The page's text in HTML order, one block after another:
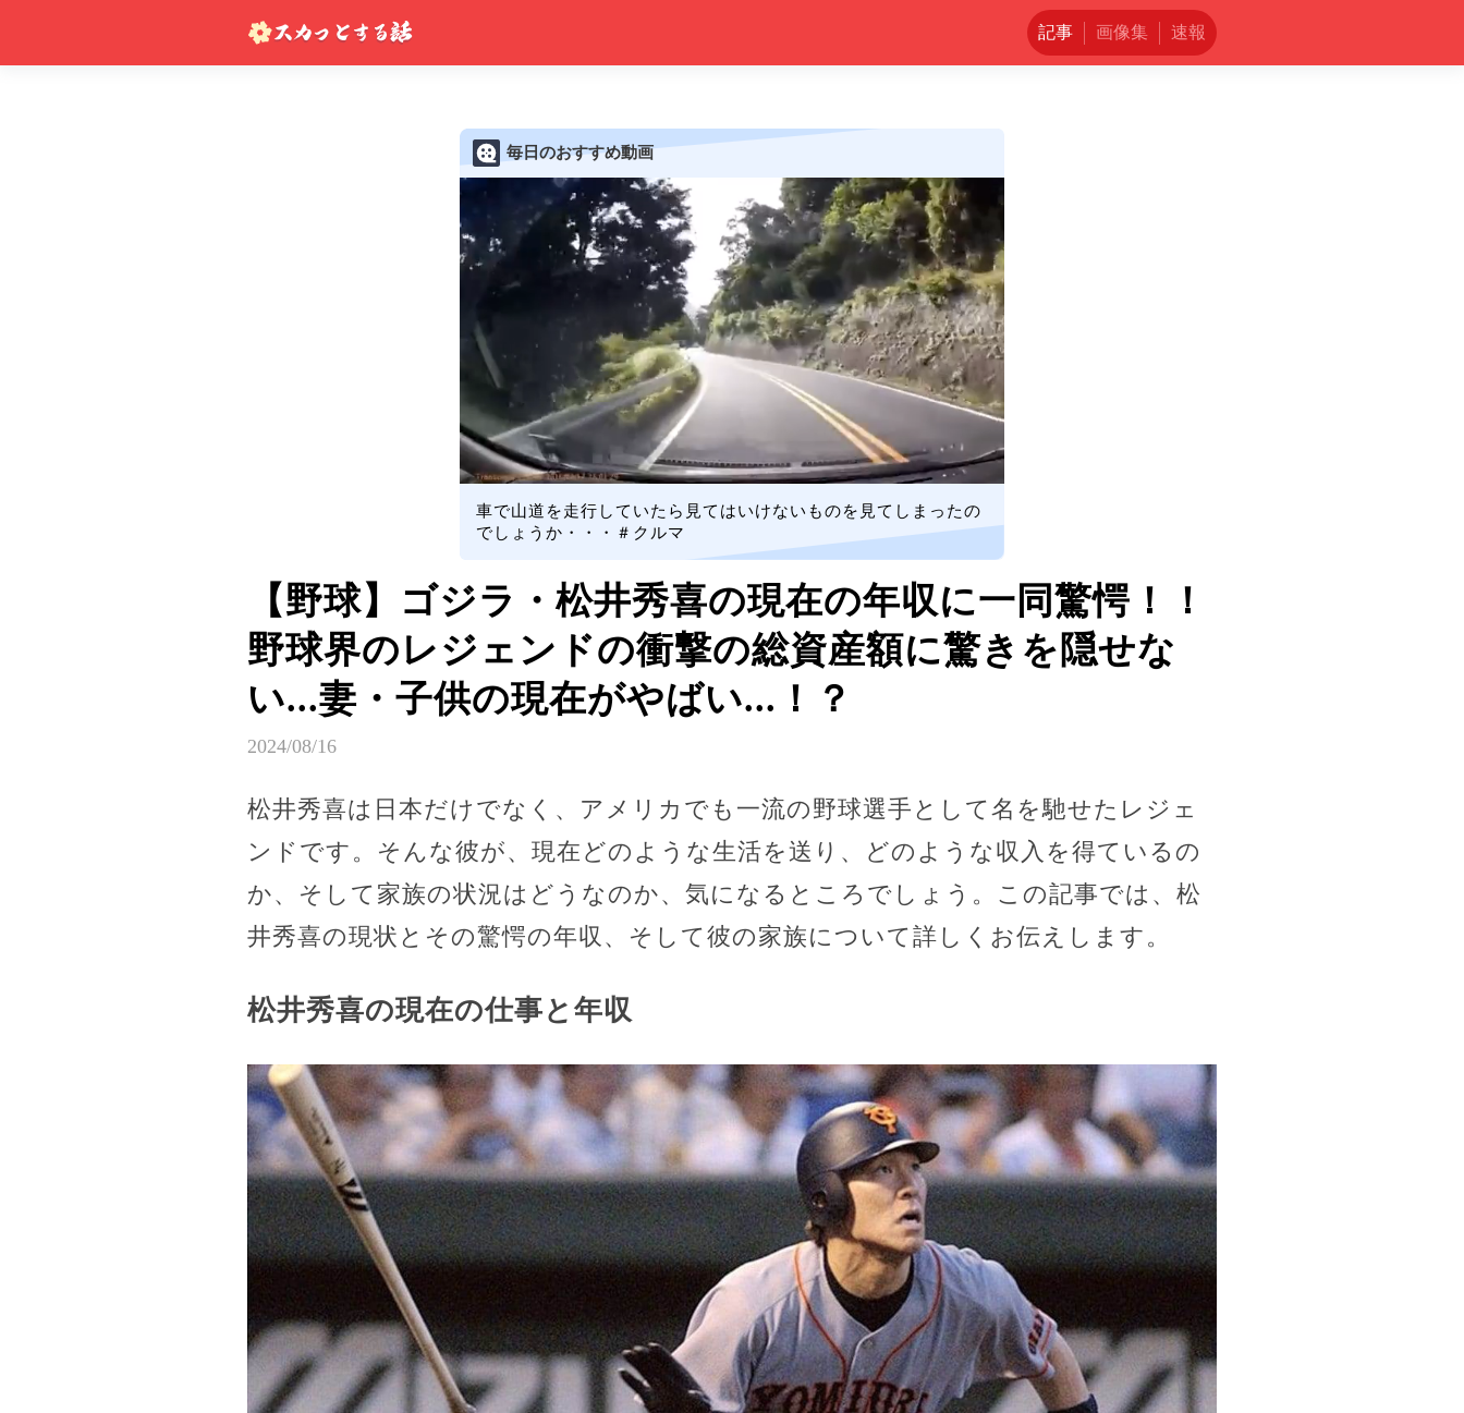
記事 画像集 速報
毎日のおすすめ動画
車で山道を走行していたら見てはいけないものを見てしまったの
でしょうか・・・＃クルマ
【野球】ゴジラ・松井秀喜の現在の年収に一同驚愕！！
野球界のレジェンドの衝撃の総資産額に驚きを隠せな
い...妻・子供の現在がやばい...！？
2024/08/16
松井秀喜は日本だけでなく、アメリカでも一流の野球選手として名を馳せたレジェ
ンドです。そんな彼が、現在どのような生活を送り、どのような収入を得ているの
か、そして家族の状況はどうなのか、気になるところでしょう。この記事では、松
井秀喜の現状とその驚愕の年収、そして彼の家族について詳しくお伝えします。
松井秀喜の現在の仕事と年収